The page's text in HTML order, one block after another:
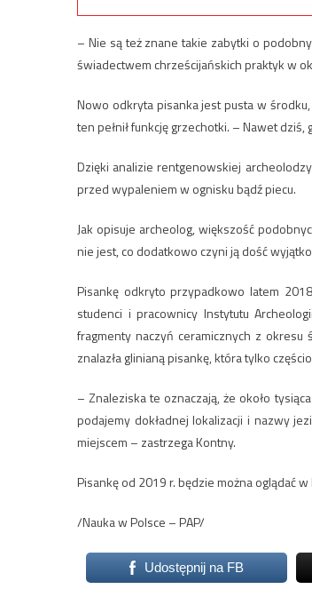
– Nie są też znane takie zabytki o
świadectwem chrześcijańskich praktyk w
Nowo odkryta pisanka jest pusta w
ten pełnił funkcję grzechotki. – Nawet
Dzięki analizie rentgenowskiej
przed wypaleniem w ognisku bądź piecu.
Jak opisuje archeolog, większość
nie jest, co dodatkowo czyni ją dość
Pisankę odkryto przypadkowo latem
studenci i pracownicy Instytutu
fragmenty naczyń ceramicznych z
znalazła glinianą pisankę, która tylko
– Znaleziska te oznaczają, że około
podajemy dokładnej lokalizacji i nazwy
miejscem – zastrzega Kontny.
Pisankę od 2019 r. będzie można oglądać
/Nauka w Polsce – PAP/
Udostępnij na FB